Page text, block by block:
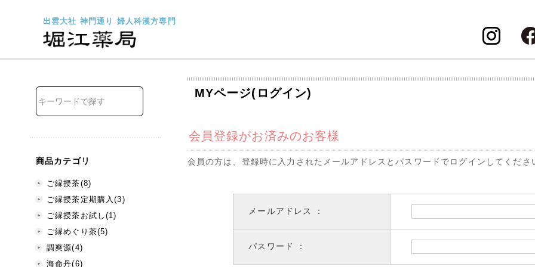
出雲大社 神門通り 婦人科漢方専門
商品カテゴリ
ご縁授茶(8)
ご縁授茶定期購入(3)
ご縁授茶お試し(1)
ご縁めぐり茶(5)
調爽源(4)
海命丹(6)
MYページ(ログイン)
会員登録がお済みのお客様
会員の方は、登録時に入力されたメールアドレスとパスワードでログインしてくださ
メールアドレス ：
パスワード ：